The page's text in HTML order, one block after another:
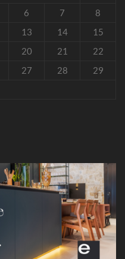
6 7
8
13 14
15
20 21
22
27 28
29